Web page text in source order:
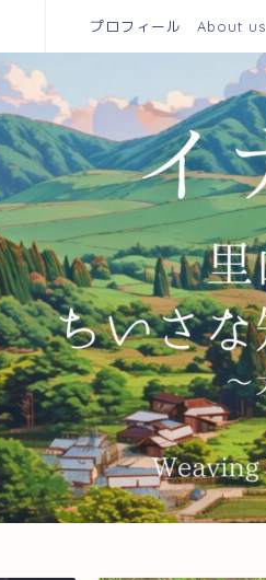
プロフィール About us